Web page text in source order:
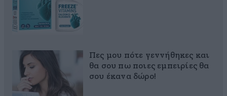
Πες μου πότε γεννήθηκες και
θα σου πω ποιες εμπειρίες θα
σου έκανα δώρο!